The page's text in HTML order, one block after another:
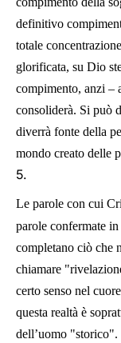
definitivo
totale
glorificata, su Dio
compimento, anzi –
consoliderà. Si può
diverrà fonte della
mondo creato delle
5.
Le parole con cui
parole confermate
completano ciò che
chiamare
certo senso nel
questa realtà è
dell’uomo "storico".